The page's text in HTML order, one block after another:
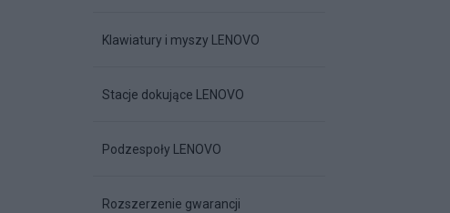
Klawiatury i myszy LENOVO
Stacje dokujące LENOVO
Podzespoły LENOVO
Rozszerzenie gwarancji